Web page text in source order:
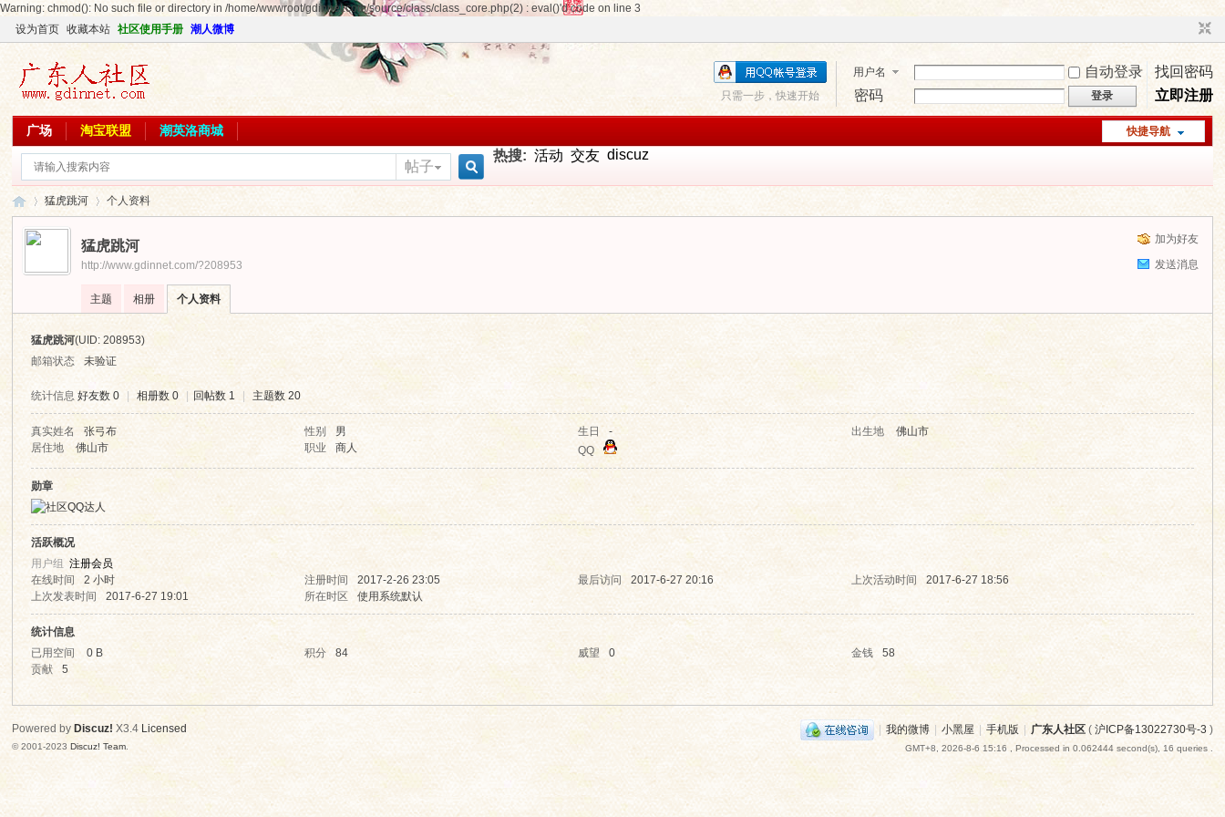
Warning: chmod(): No such file or directory in /home/wwwroot/gdinnet.com/source/class/class_core.php(2) : eval()'d code on line 3
设为首页
收藏本站 社区使用手册 潮人微博
用户名 自动登录
找回密码
密码
登录 立即注册
只需一步，快速开始
快捷导航
广场 淘宝联盟 潮英洛商城
帖子
热搜: 活动 交友 discuz
›
猛虎跳河 个人资料
加为好友
发送消息
猛虎跳河
http://www.gdinnet.com/?208953
主题 相册 个人资料
猛虎跳河(UID: 208953)
邮箱状态
未验证
统计信息 好友数 0 相册数 0 回帖数 1 主题数 20
真实姓名 张弓布 性别 男 生日 - 出生地
佛山市
居住地
佛山市 职业 商人 QQ
勋章
活跃概况
用户组注册会员
在线时间
2 小时 注册时间 2017-2-26 23:05 最后访问 2017-6-27 20:16 上次活动时间
2017-6-27 18:56
上次发表时间
2017-6-27 19:01 所在时区 使用系统默认
统计信息
已用空间
0 B 积分 84 威望 0 金钱
58
贡献
5
| 我的微博 | 小黑屋 | 手机版 | 广东人社区( 沪ICP备13022730号-3 )
GMT+8, 2026-8-6 15:16 , Processed in 0.062444 second(s), 16 queries .
Powered by Discuz! X3.4 Licensed
© 2001-2023Discuz! Team